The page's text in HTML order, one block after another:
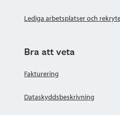
Lediga arbetsplatser och
Bra att veta
Fakturering
Dataskyddsbeskrivning